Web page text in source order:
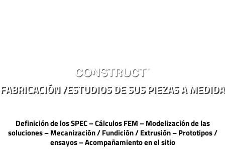
FABRICACIÓN /ESTUDIOS DE SUS PIEZAS A MEDIDA
Definición de los SPEC – Cálculos FEM – Modelización de las
soluciones – Mecanización / Fundición / Extrusión – Prototipos /
ensayos – Acompañamiento en el sitio